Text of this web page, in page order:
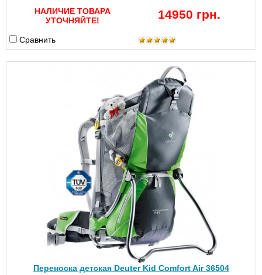
НАЛИЧИЕ ТОВАРА
УТОЧНЯЙТЕ!
14950 грн.
Сравнить
Переноска детская Deuter Kid Comfort Air 36504